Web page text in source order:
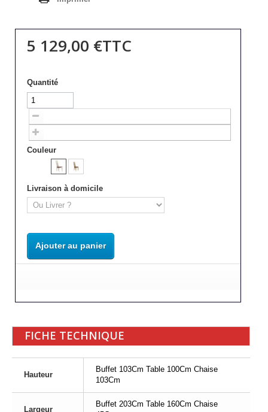
5 129,00 €TTC
Quantité
Couleur
Livraison à domicile
Ajouter au panier
FICHE TECHNIQUE
Hauteur
Buffet 103Cm Table 100Cm Chaise
103Cm
Largeur
Buffet 203Cm Table 160Cm Chaise